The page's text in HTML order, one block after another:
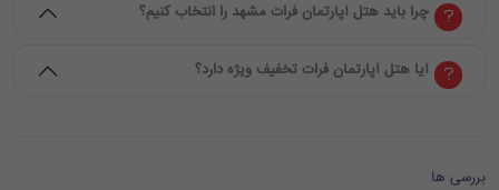
چرا باید هتل آپارتمان فرات مشهد را انتخاب کنیم؟
آیا هتل آپارتمان فرات تخفیف ویژه دارد؟
بررسی ها